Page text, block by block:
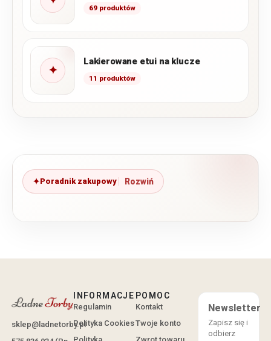
69 produktów
✦
Lakierowane etui na klucze
11 produktów
Poradnik zakupowy
sklep@ladnetorby.pl
INFORMACJE
Regulamin
Polityka Cookies
POMOC
Kontakt
Twoje konto
Newsletter
Zapisz się i
odbierz